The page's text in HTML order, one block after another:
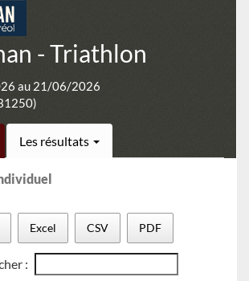
- Triathlon
au 21/06/2026
Les résultats
Excel CSV PDF
: